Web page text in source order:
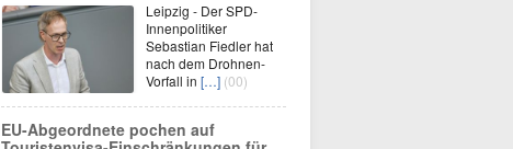
Leipzig - Der SPD-
Innenpolitiker
Sebastian Fiedler hat
nach dem Drohnen-
Vorfall in […] (00)
EU-Abgeordnete pochen auf